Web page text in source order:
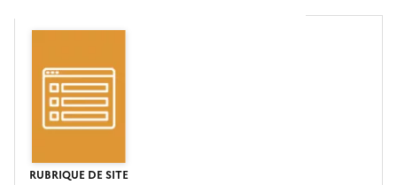
RUBRIQUE DE SITE